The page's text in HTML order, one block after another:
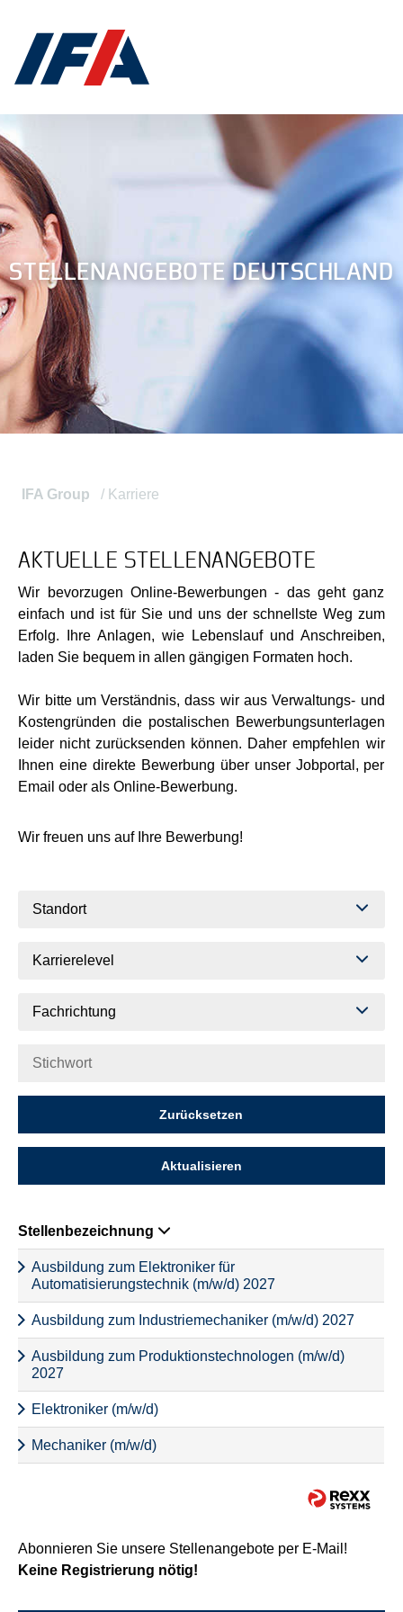
STELLENANGEBOTE DEUTSCHLAND
IFA Group Karriere
AKTUELLE STELLENANGEBOTE
Wir bevorzugen Online-Bewerbungen - das geht ganz
einfach und ist für Sie und uns der schnellste Weg zum
Erfolg. Ihre Anlagen, wie Lebenslauf und Anschreiben,
laden Sie bequem in allen gängigen Formaten hoch.
Wir bitte um Verständnis, dass wir aus Verwaltungs- und
Kostengründen die postalischen Bewerbungsunterlagen
leider nicht zurücksenden können. Daher empfehlen wir
Ihnen eine direkte Bewerbung über unser Jobportal, per
Email oder als Online-Bewerbung.
Wir freuen uns auf Ihre Bewerbung!
Standort
Karrierelevel
Fachrichtung
Zurücksetzen
Aktualisieren
Stellenbezeichnung
Ausbildung zum Elektroniker für
Automatisierungstechnik (m/w/d) 2027
Ausbildung zum Industriemechaniker (m/w/d) 2027
Ausbildung zum Produktionstechnologen (m/w/d)
2027
Elektroniker (m/w/d)
Mechaniker (m/w/d)
Abonnieren Sie unsere Stellenangebote per E-Mail!
Keine Registrierung nötig!